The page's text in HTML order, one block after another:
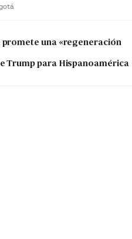
una «regeneración
Trump para Hispanoamérica